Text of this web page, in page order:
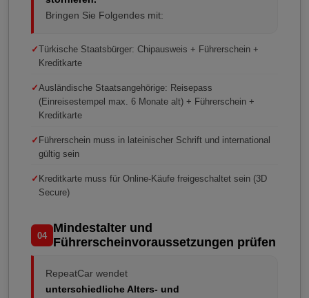
Bringen Sie Folgendes mit:
✓Türkische Staatsbürger: Chipausweis + Führerschein +
Kreditkarte
✓Ausländische Staatsangehörige: Reisepass
(Einreisestempel max. 6 Monate alt) + Führerschein +
Kreditkarte
✓ Führerschein muss in lateinischer Schrift und international
gültig sein
✓ Kreditkarte muss für Online-Käufe freigeschaltet sein (3D
Secure)
04
Mindestalter und
Führerscheinvoraussetzungen prüfen
RepeatCar wendet
unterschiedliche Alters- und